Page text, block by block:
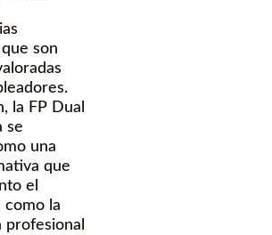
son
la FP Dual
se
una
que
el
como la